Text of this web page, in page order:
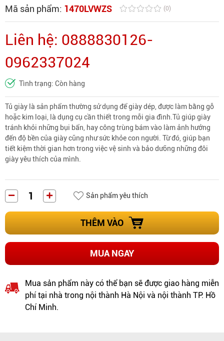
Mã sản phẩm: 1470LVWZS (0)
Liên hệ: 0888830126-
0962337024
Tình trạng: Còn hàng
Tủ giày là sản phẩm thường sử dụng để giày dép, được làm bằng gỗ
hoặc kim loại, là dụng cụ cần thiết trong mỗi gia đình.Tủ giúp giày
tránh khỏi những bụi bẩn, hay công trùng bám vào làm ảnh hưởng
đến độ bền của giày cũng như sức khỏe con người. Từ đó, giúp bạn
tiết kiệm thời gian hơn trong việc vệ sinh và bảo dưỡng những đôi
giày yêu thích của mình.
Sản phẩm yêu thích
THÊM VÀO
MUA NGAY
Mua sản phẩm này có thể bạn sẽ được giao hàng miễn
phí tại nhà trong nội thành Hà Nội và nội thành TP. Hồ
Chí Minh.